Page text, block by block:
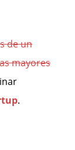
de un
mayores
.